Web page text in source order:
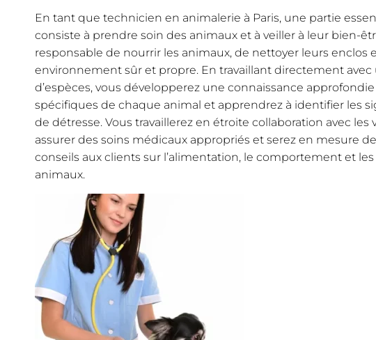
En tant que technicien en animalerie à Paris, une partie
consiste à prendre soin des animaux et à veiller à leur bien-
responsable de nourrir les animaux, de nettoyer leurs enclos
environnement sûr et propre. En travaillant directement avec
d’espèces, vous développerez une connaissance
spécifiques de chaque animal et apprendrez à identifier les
de détresse. Vous travaillerez en étroite collaboration avec les
assurer des soins médicaux appropriés et serez en mesure
conseils aux clients sur l’alimentation, le comportement et
animaux.